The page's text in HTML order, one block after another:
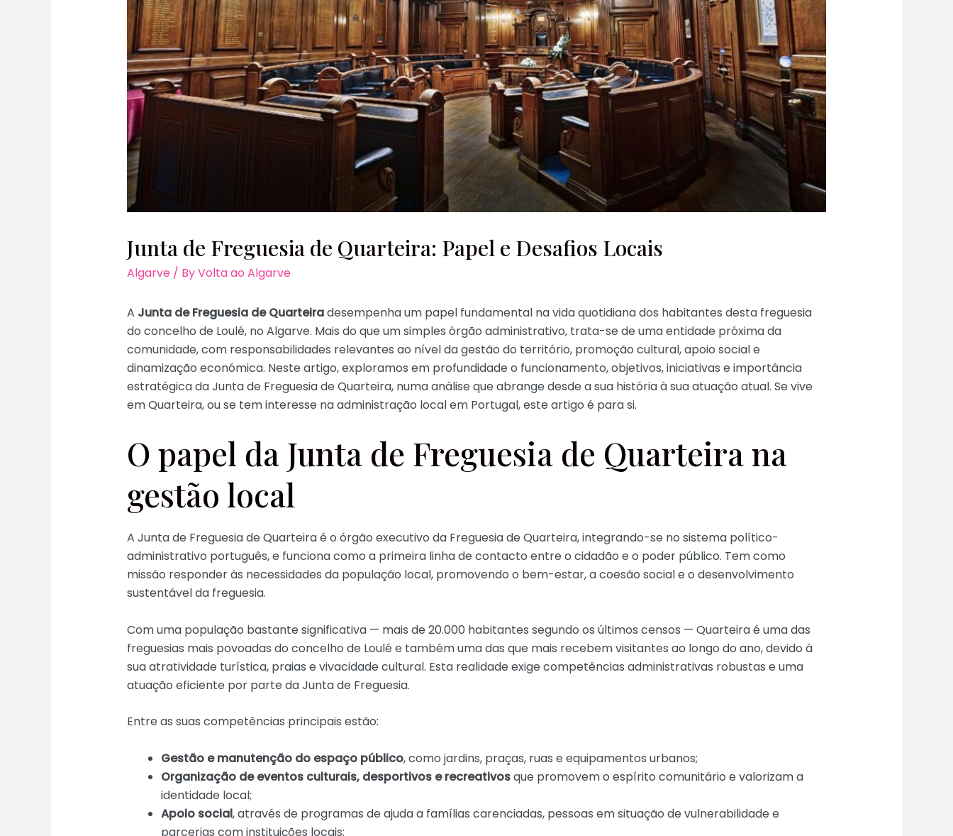
Junta de Freguesia de Quarteira: Papel e Desafios Locais
Algarve / ByVolta ao Algarve
A Junta de Freguesia de Quarteiradesempenha um papel fundamental na vida quotidiana dos habitantes desta freguesia
do concelho de Loulé, no Algarve. Mais do que um simples órgão administrativo, trata-se de uma entidade próxima da
comunidade, com responsabilidades relevantes ao nível da gestão do território, promoção cultural, apoio social e
dinamização económica. Neste artigo, exploramos em profundidade o funcionamento, objetivos, iniciativas e importância
estratégica da Junta de Freguesia de Quarteira, numa análise que abrange desde a sua história à sua atuação atual. Se vive
em Quarteira, ou se tem interesse na administração local em Portugal, este artigo é para si.
O papel da Junta de Freguesia de Quarteira na
gestão local
A Junta de Freguesia de Quarteira é o órgão executivo da Freguesia de Quarteira, integrando-se no sistema político-
administrativo português, e funciona como a primeira linha de contacto entre o cidadão e o poder público. Tem como
missão responder às necessidades da população local, promovendo o bem-estar, a coesão social e o desenvolvimento
sustentável da freguesia.
Com uma população bastante significativa — mais de 20.000 habitantes segundo os últimos censos — Quarteira é uma das
freguesias mais povoadas do concelho de Loulé e também uma das que mais recebem visitantes ao longo do ano, devido à
sua atratividade turística, praias e vivacidade cultural. Esta realidade exige competências administrativas robustas e uma
atuação eficiente por parte da Junta de Freguesia.
Entre as suas competências principais estão:
Gestão e manutenção do espaço público, como jardins, praças, ruas e equipamentos urbanos;
Organização de eventos culturais, desportivos e recreativosque promovem o espírito comunitário e valorizam a
identidade local;
Apoio social, através de programas de ajuda a famílias carenciadas, pessoas em situação de vulnerabilidade e
parcerias com instituições locais;